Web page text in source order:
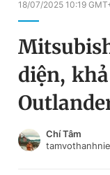
Chuyên mục
Chuyên mục khác
Chào ngày mới
Đổi mật khẩu
Tin đã lưu
18/07/2025 10:19
diện,
Chí Tâm